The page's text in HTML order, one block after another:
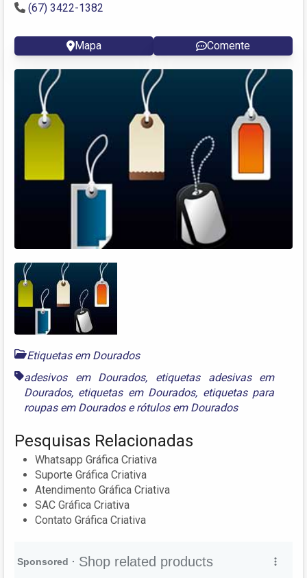
(67) 3422-1382
Mapa Comente
Etiquetas em Dourados
adesivos em Dourados, etiquetas adesivas em
Dourados, etiquetas em Dourados, etiquetas para
roupas em Douradoserótulos em Dourados
Pesquisas Relacionadas
Whatsapp Gráfica Criativa
Suporte Gráfica Criativa
Atendimento Gráfica Criativa
SAC Gráfica Criativa
Contato Gráfica Criativa